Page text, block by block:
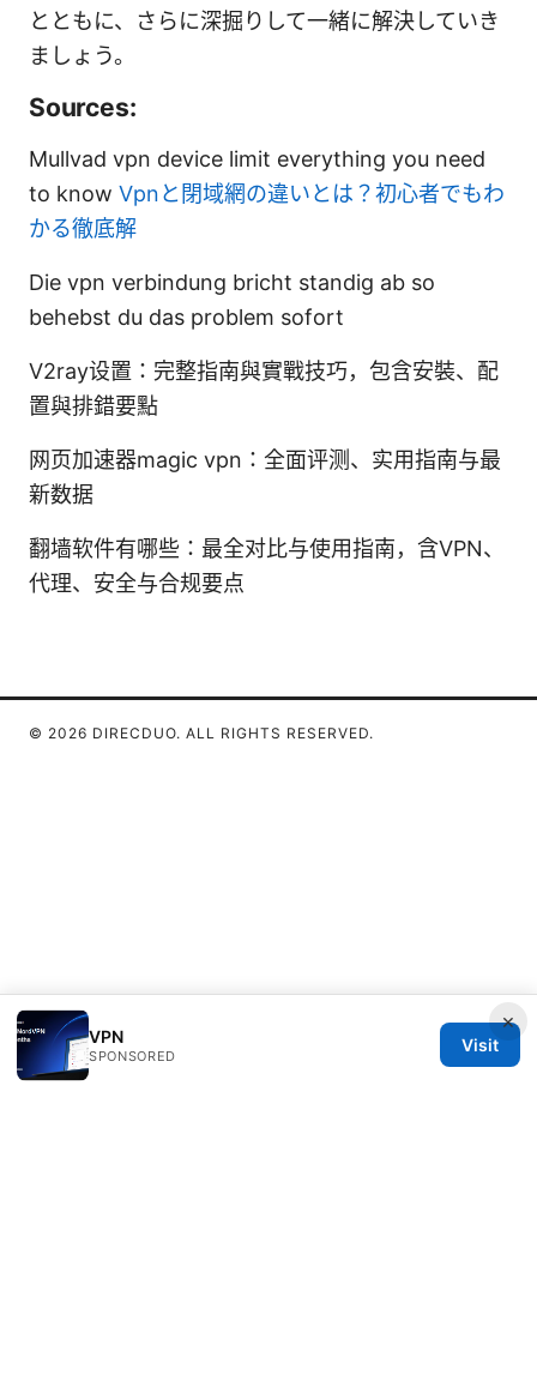
とともに、さらに深掘りして一緒に解決していき
ましょう。
Sources:
Mullvad vpn device limit everything you need
to know Vpnと閉域網の違いとは？初心者でもわ
かる徹底解
Die vpn verbindung bricht standig ab so
behebst du das problem sofort
V2ray设置：完整指南與實戰技巧，包含安裝、配
置與排錯要點
网页加速器magic vpn：全面评测、实用指南与最
新数据
翻墙软件有哪些：最全对比与使用指南，含VPN、
代理、安全与合规要点
×
VPN
SPONSORED
Visit
© 2026 DIRECDUO. ALL RIGHTS RESERVED.